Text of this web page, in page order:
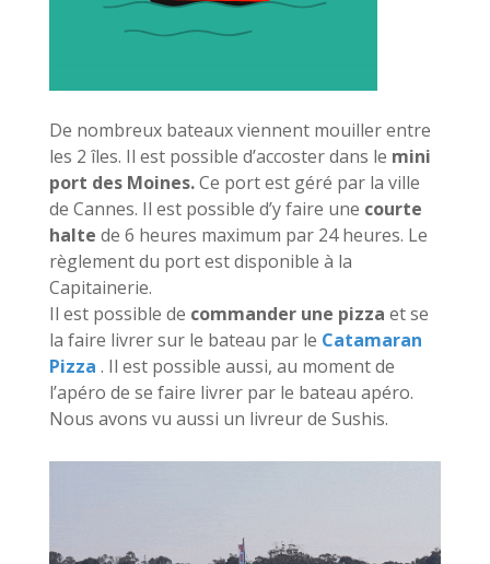
De nombreux bateaux viennent mouiller entre
les 2 îles. Il est possible d’accoster dans le mini
port des Moines.Ce port est géré par la ville
de Cannes. Il est possible d’y faire une courte
halte de 6 heures maximum par 24 heures. Le
règlement du port est disponible à la
Capitainerie.
Il est possible de commander une pizza et se
la faire livrer sur le bateau par le Catamaran
Pizza . Il est possible aussi, au moment de
l’apéro de se faire livrer par le bateau apéro.
Nous avons vu aussi un livreur de Sushis.